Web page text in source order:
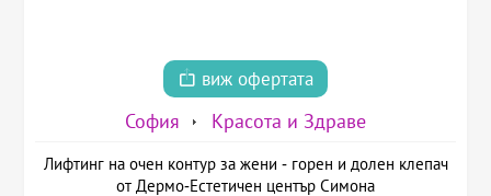
виж офертата
София Красота и Здраве
Лифтинг на очен контур за жени - горен и долен клепач
от Дермо-Естетичен център Симона